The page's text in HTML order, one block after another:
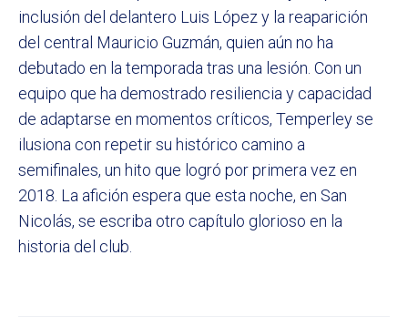
inclusión del delantero Luis López y la reaparición
del central Mauricio Guzmán, quien aún no ha
debutado en la temporada tras una lesión. Con un
equipo que ha demostrado resiliencia y capacidad
de adaptarse en momentos críticos, Temperley se
ilusiona con repetir su histórico camino a
semifinales, un hito que logró por primera vez en
2018. La afición espera que esta noche, en San
Nicolás, se escriba otro capítulo glorioso en la
historia del club.